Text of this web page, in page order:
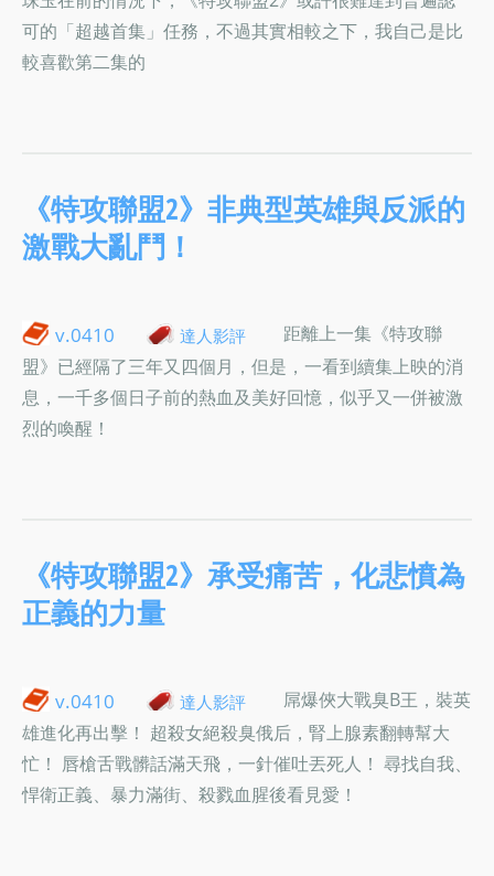
可的「超越首集」任務，不過其實相較之下，我自己是比
較喜歡第二集的
《特攻聯盟2》非典型英雄與反派的
激戰大亂鬥！
v.0410 達人影評
距離上一集《特攻聯
盟》已經隔了三年又四個月，但是，一看到續集上映的消
息，一千多個日子前的熱血及美好回憶，似乎又一併被激
烈的喚醒！
《特攻聯盟2》承受痛苦，化悲憤為
正義的力量
v.0410 達人影評
屌爆俠大戰臭B王，裝英
雄進化再出擊！ 超殺女絕殺臭俄后，腎上腺素翻轉幫大
忙！ 唇槍舌戰髒話滿天飛，一針催吐丟死人！ 尋找自我、
悍衛正義、暴力滿街、殺戮血腥後看見愛！